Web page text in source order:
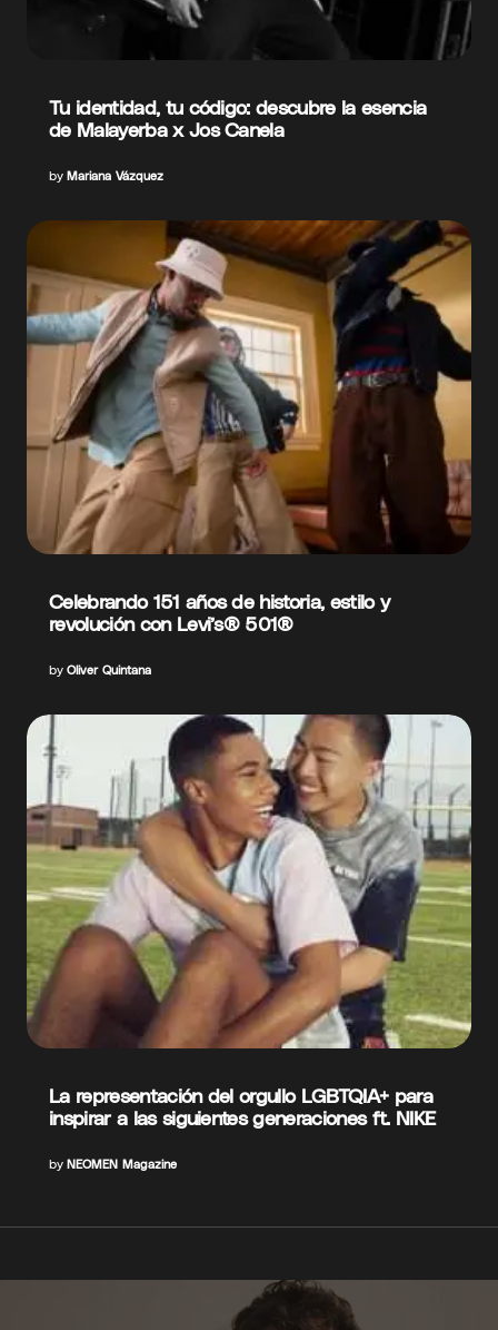
Tu identidad, tu código: descubre la esencia
de Malayerba x Jos Canela
by Mariana Vázquez
Celebrando 151 años de historia, estilo y
revolución con Levi’s® 501®
by Oliver Quintana
La representación del orgullo LGBTQIA+ para
inspirar a las siguientes generaciones ft. NIKE
by NEOMEN Magazine